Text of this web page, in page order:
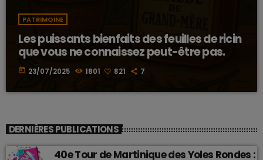
PATRIMOINE
Les puissants bienfaits des feuilles de ricin
que vous ne connaissez peut-être pas.
today 23/07/2025 1801 821 7
DERNIÈRES PUBLICATIONS
40e Tour de Martinique des Yoles Rondes :